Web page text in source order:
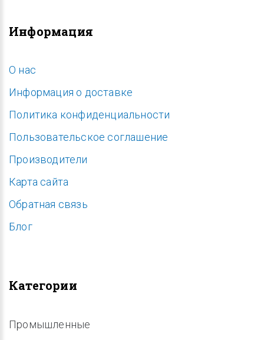
Информация
O нас
Информация о доставке
Политика конфиденциальности
Пользовательское соглашение
Производители
Карта сайта
Обратная связь
Блог
Категории
Промышленные